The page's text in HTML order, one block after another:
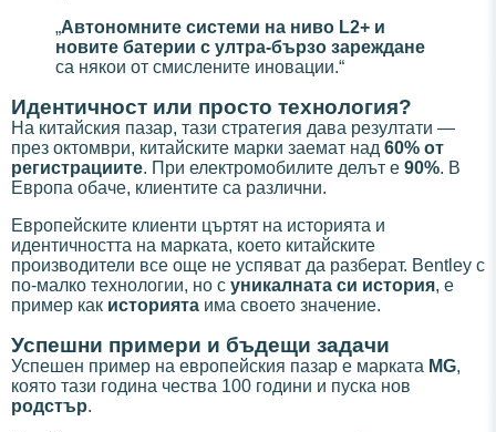
„Автономните системи на ниво L2+ и
новите батерии с ултра-бързо зареждане
са някои от смислените иновации.“
Идентичност или просто технология?
На китайския пазар, тази стратегия дава резултати —
през октомври, китайските марки заемат над 60% от
регистрациите. При електромобилите делът е 90%. В
Европа обаче, клиентите са различни.
Европейските клиенти църтят на историята и
идентичността на марката, което китайските
производители все още не успяват да разберат. Bentley с
по-малко технологии, но с уникалната си история, е
пример как историята има своето значение.
Успешни примери и бъдещи задачи
Успешен пример на европейския пазар е марката MG,
която тази година чества 100 години и пуска нов
родстър.